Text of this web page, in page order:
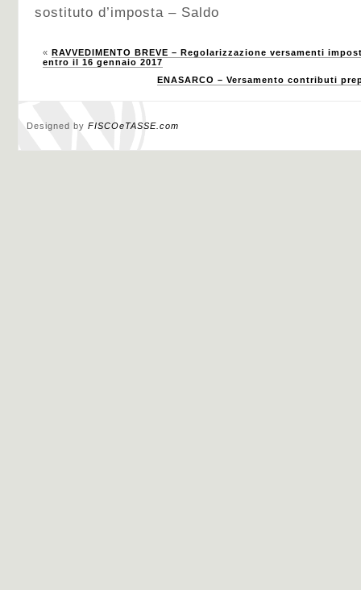
sostituto d’imposta – Saldo
« RAVVEDIMENTO BREVE – Regolarizzazione versamenti
entro il 16 gennaio 2017
ENASARCO – Versamento contributi
Designed by FISCOeTASSE.com